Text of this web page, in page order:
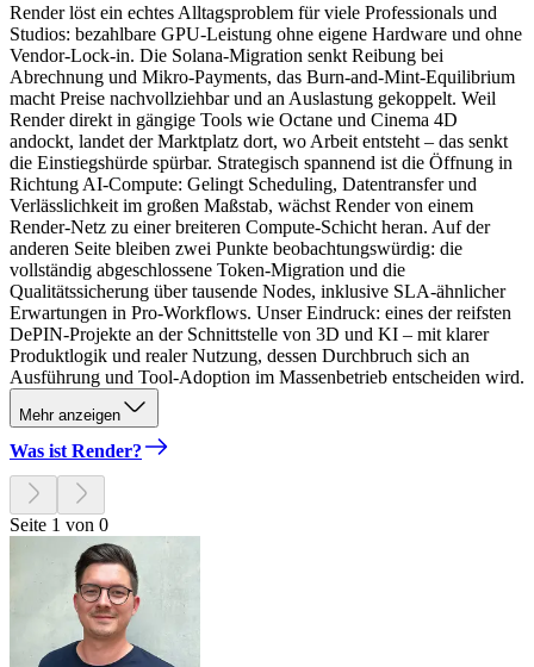
Render löst ein echtes Alltagsproblem für viele Professionals und
Studios: bezahlbare GPU-Leistung ohne eigene Hardware und ohne
Vendor-Lock-in. Die Solana-Migration senkt Reibung bei
Abrechnung und Mikro-Payments, das Burn-and-Mint-Equilibrium
macht Preise nachvollziehbar und an Auslastung gekoppelt. Weil
Render direkt in gängige Tools wie Octane und Cinema 4D
andockt, landet der Marktplatz dort, wo Arbeit entsteht – das senkt
die Einstiegshürde spürbar. Strategisch spannend ist die Öffnung in
Richtung AI-Compute: Gelingt Scheduling, Datentransfer und
Verlässlichkeit im großen Maßstab, wächst Render von einem
Render-Netz zu einer breiteren Compute-Schicht heran. Auf der
anderen Seite bleiben zwei Punkte beobachtungswürdig: die
vollständig abgeschlossene Token-Migration und die
Qualitätssicherung über tausende Nodes, inklusive SLA-ähnlicher
Erwartungen in Pro-Workflows. Unser Eindruck: eines der reifsten
DePIN-Projekte an der Schnittstelle von 3D und KI – mit klarer
Produktlogik und realer Nutzung, dessen Durchbruch sich an
Ausführung und Tool-Adoption im Massenbetrieb entscheiden wird.
Mehr anzeigen
Was ist Render?
Seite 1 von 0